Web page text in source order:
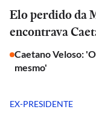
Elo perdido da
encontrava
Caetano Veloso:
mesmo'
EX-PRESIDENTE